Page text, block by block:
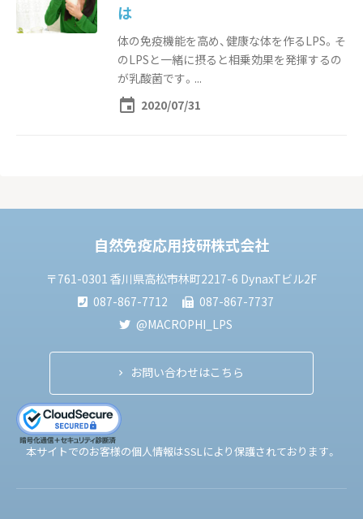
chevron_right
は
体の免疫機能を高め、健康な体を作るLPS。そ
のLPSと一緒に摂ると相乗効果を発揮するの
が乳酸菌です。...
event 2020/07/31
自然免疫応用技研株式会社
〒761-0301 香川県高松市林町2217-6 DynaxTビル2F
087-867-7712
087-867-7737
@MACROPHI_LPS
お問い合わせはこちら
本サイトでのお客様の個人情報はSSLにより保護されております。